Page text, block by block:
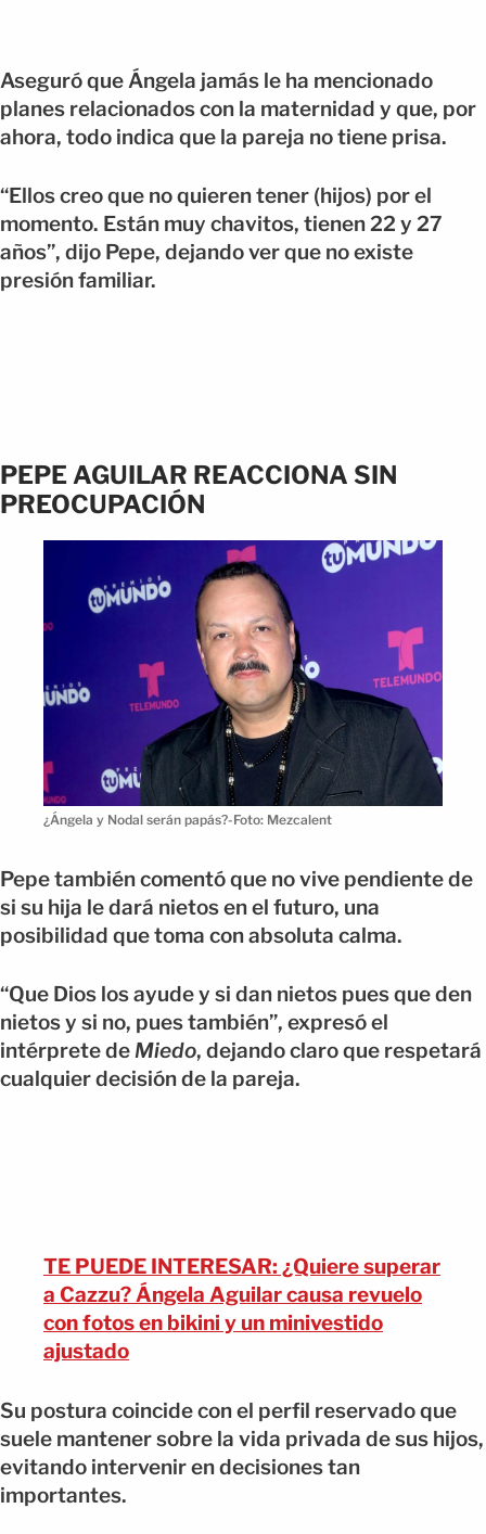
Aseguró que Ángela jamás le ha mencionado
planes relacionados con la maternidad y que, por
ahora, todo indica que la pareja no tiene prisa.
“Ellos creo que no quieren tener (hijos) por el
momento. Están muy chavitos, tienen 22 y 27
años”, dijo Pepe, dejando ver que no existe
presión familiar.
PEPE AGUILAR REACCIONA SIN
PREOCUPACIÓN
¿Ángela y Nodal serán papás?-Foto: Mezcalent
Pepe también comentó que no vive pendiente de
si su hija le dará nietos en el futuro, una
posibilidad que toma con absoluta calma.
“Que Dios los ayude y si dan nietos pues que den
nietos y si no, pues también”, expresó el
intérprete de Miedo, dejando claro que respetará
cualquier decisión de la pareja.
TE PUEDE INTERESAR: ¿Quiere superar
a Cazzu? Ángela Aguilar causa revuelo
con fotos en bikini y un minivestido
ajustado
Su postura coincide con el perfil reservado que
suele mantener sobre la vida privada de sus hijos,
evitando intervenir en decisiones tan
importantes.